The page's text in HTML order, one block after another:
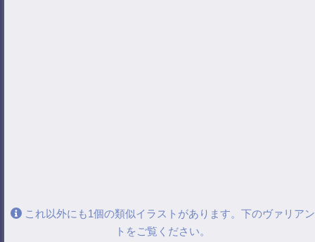
これ以外にも1個の類似イラストがあります。下のヴァリアン
トをご覧ください。